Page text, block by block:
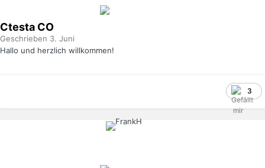
Ctesta CO
Geschrieben 3. Juni
Hallo und herzlich willkommen!
3